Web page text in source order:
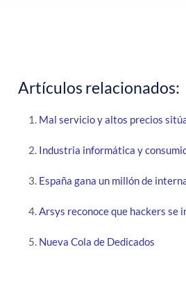
Artículos relacionados:
Mal servicio y altos precios
Industria informática y
España gana un millón de
Arsys reconoce que hackers se
Nueva Cola de Dedicados